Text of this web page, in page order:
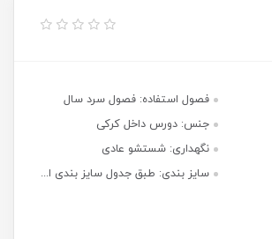
فصول استفاده: فصول سرد سال
جنس: دورس داخل کرکی
نگهداری: شستشو عادی
سایز بندی: طبق جدول سایز بندی ا...